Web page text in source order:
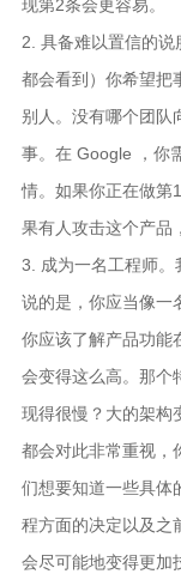
现第2条会更容易。
2. 具备难以置信的
都会看到）你希望把
别人。没有哪个团队
事。在 Google ，你
情。如果你正在做第
果有人攻击这个产品
3. 成为一名工程师。
说的是，你应当像一
你应该了解产品功能
会变得这么高。那个
现得很慢？大的架构
都会对此非常重视，
们想要知道一些具体
程方面的决定以及之
会尽可能地变得更加